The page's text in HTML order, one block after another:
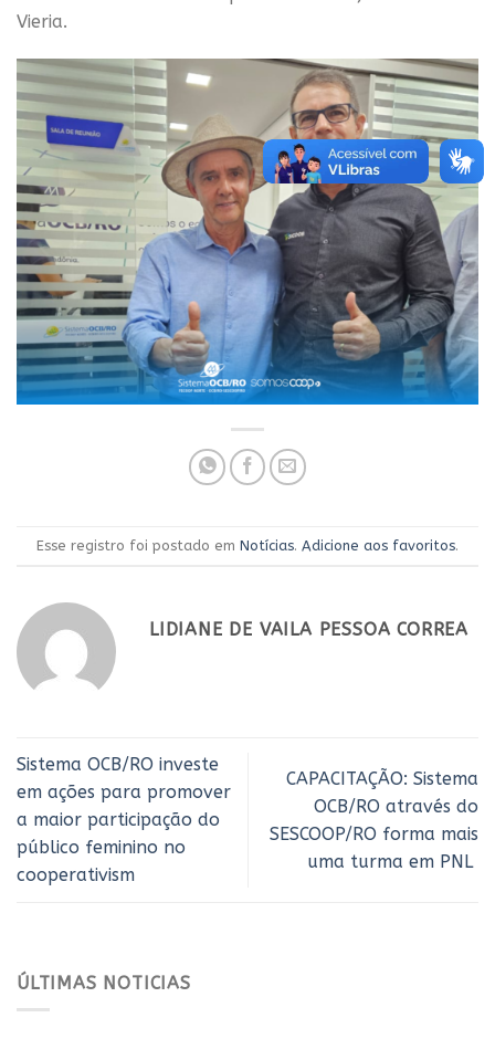
Vieria.
Esse registro foi postado em Notícias. Adicione aos favoritos.
LIDIANE DE VAILA PESSOA CORREA
Sistema OCB/RO investe
em ações para promover
a maior participação do
público feminino no
cooperativism
CAPACITAÇÃO: Sistema
OCB/RO através do
SESCOOP/RO forma mais
uma turma em PNL
ÚLTIMAS NOTICIAS